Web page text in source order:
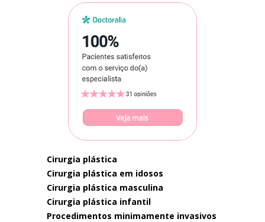
cirurgia plástica
cirurgia plástica em idosos
cirurgia plástica masculina
cirurgia plástica infantil
procedimentos minimamente invasivos